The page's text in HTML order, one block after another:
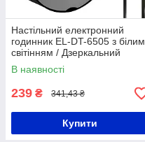
Настільний електронний
годинник EL-DT-6505 з білим
світінням / Дзеркальний
годинник будильник від USB
В наявності
239 ₴ 341,43 ₴
Купити